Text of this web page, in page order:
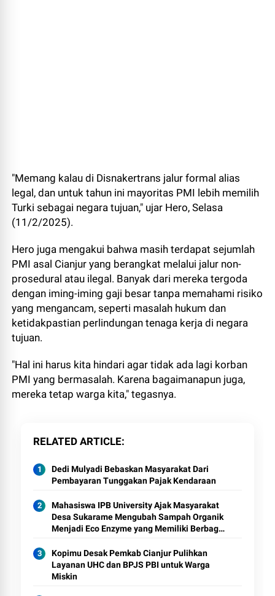
"Memang kalau di Disnakertrans jalur formal alias
legal, dan untuk tahun ini mayoritas PMI lebih memilih
Turki sebagai negara tujuan," ujar Hero, Selasa
(11/2/2025).
Hero juga mengakui bahwa masih terdapat sejumlah
PMI asal Cianjur yang berangkat melalui jalur non-
prosedural atau ilegal. Banyak dari mereka tergoda
dengan iming-iming gaji besar tanpa memahami risiko
yang mengancam, seperti masalah hukum dan
ketidakpastian perlindungan tenaga kerja di negara
tujuan.
"Hal ini harus kita hindari agar tidak ada lagi korban
PMI yang bermasalah. Karena bagaimanapun juga,
mereka tetap warga kita," tegasnya.
RELATED ARTICLE
Dedi Mulyadi Bebaskan Masyarakat Dari
Pembayaran Tunggakan Pajak Kendaraan
Mahasiswa IPB University Ajak Masyarakat
Desa Sukarame Mengubah Sampah Organik
Menjadi Eco Enzyme yang Memiliki Berbagai
Kopimu Desak Pemkab Cianjur Pulihkan
Layanan UHC dan BPJS PBI untuk Warga
Miskin